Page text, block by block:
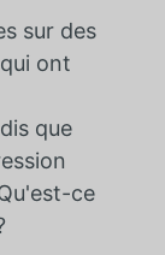
sur des
ont
que
ce